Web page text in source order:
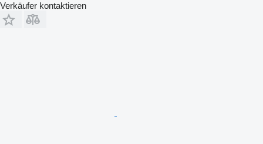
Verkäufer kontaktieren